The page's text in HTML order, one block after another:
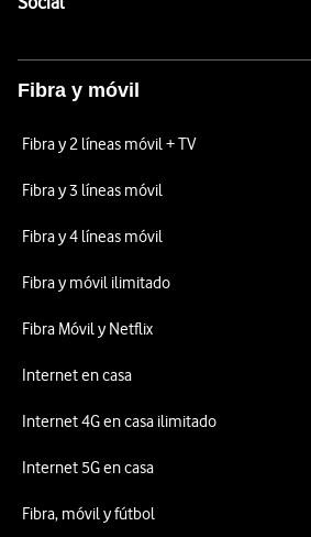
Fibra y móvil
Fibra y 2 líneas móvil + TV
Fibra y 3 líneas móvil
Fibra y 4 líneas móvil
Fibra y móvil ilimitado
Fibra Móvil y Netflix
Internet en casa
Internet 4G en casa ilimitado
Internet 5G en casa
Fibra, móvil y fútbol